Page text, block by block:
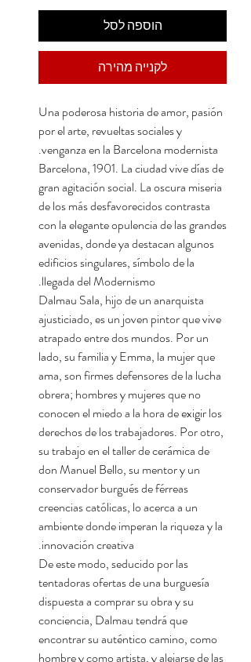
הוספה לסל
לקנייה מהירה
Una poderosa historia de amor, pasión
por el arte, revueltas sociales y
venganza en la Barcelona modernista.
Barcelona, 1901. La ciudad vive días de
gran agitación social. La oscura miseria
de los más desfavorecidos contrasta
con la elegante opulencia de las grandes
avenidas, donde ya destacan algunos
edificios singulares, símbolo de la
llegada del Modernismo.
Dalmau Sala, hijo de un anarquista
ajusticiado, es un joven pintor que vive
atrapado entre dos mundos. Por un
lado, su familia y Emma, la mujer que
ama, son firmes defensores de la lucha
obrera; hombres y mujeres que no
conocen el miedo a la hora de exigir los
derechos de los trabajadores. Por otro,
su trabajo en el taller de cerámica de
don Manuel Bello, su mentor y un
conservador burgués de férreas
creencias católicas, lo acerca a un
ambiente donde imperan la riqueza y la
innovación creativa.
De este modo, seducido por las
tentadoras ofertas de una burguesía
dispuesta a comprar su obra y su
conciencia, Dalmau tendrá que
encontrar su auténtico camino, como
hombre y como artista, y alejarse de las